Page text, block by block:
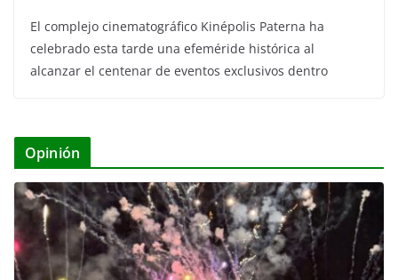
El complejo cinematográfico Kinépolis Paterna ha
celebrado esta tarde una efeméride histórica al
alcanzar el centenar de eventos exclusivos dentro
Opinión